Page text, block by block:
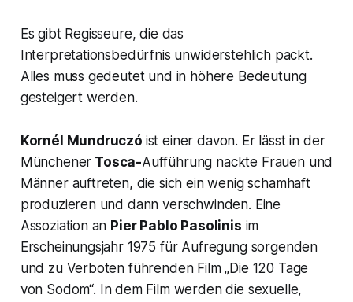
Es gibt Regisseure, die das
Interpretationsbedürfnis unwiderstehlich packt.
Alles muss gedeutet und in höhere Bedeutung
gesteigert werden.
Kornél Mundruczó ist einer davon. Er lässt in der
Münchener Tosca-Aufführung nackte Frauen und
Männer auftreten, die sich ein wenig schamhaft
produzieren und dann verschwinden. Eine
Assoziation an Pier Pablo Pasolinis im
Erscheinungsjahr 1975 für Aufregung sorgenden
und zu Verboten führenden Film „Die 120 Tage
von Sodom“. In dem Film werden die sexuelle,